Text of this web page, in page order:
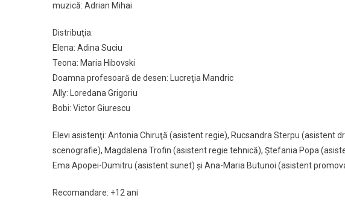
muzică: Adrian Mihai
Distribuţia:
Elena: Adina Suciu
Teona: Maria Hibovski
Doamna profesoară de desen: Lucreţia Mandric
Ally: Loredana Grigoriu
Bobi: Victor Giurescu
Elevi asistenţi: Antonia Chiruţă (asistent regie), Rucsandra Sterpu (asistent
scenografie), Magdalena Trofin (asistent regie tehnică), Ştefania Popa
Ema Apopei-Dumitru (asistent sunet) şi Ana-Maria Butunoi (asistent
Recomandare: +12 ani